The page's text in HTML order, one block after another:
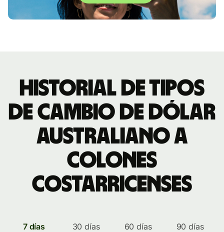
Historial de tipos
de cambio de dólar
australiano a
colones
costarricenses
7 días 30 días 60 días 90 días